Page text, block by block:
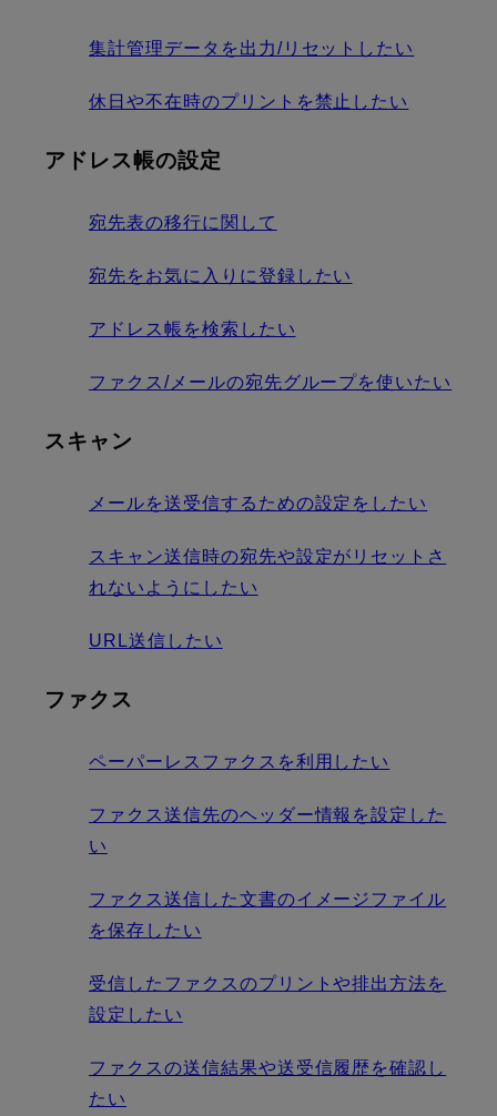
集計管理データを出力/リセットしたい
休日や不在時のプリントを禁止したい
アドレス帳の設定
宛先表の移行に関して
宛先をお気に入りに登録したい
アドレス帳を検索したい
ファクス/メールの宛先グループを使いたい
スキャン
メールを送受信するための設定をしたい
スキャン送信時の宛先や設定がリセットさ
れないようにしたい
URL送信したい
ファクス
ペーパーレスファクスを利用したい
ファクス送信先のヘッダー情報を設定した
い
ファクス送信した文書のイメージファイル
を保存したい
受信したファクスのプリントや排出方法を
設定したい
ファクスの送信結果や送受信履歴を確認し
たい